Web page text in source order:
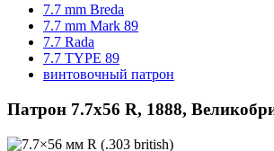
7.7 mm Breda
7.7 mm Mark 89
7.7 Rada
7.7 TYPE 89
винтовочный патрон
Патрон 7.7x56 R, 1888,